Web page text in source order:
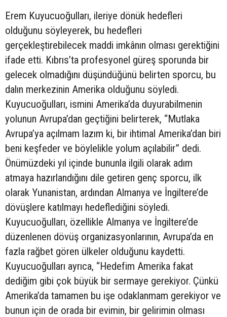
Erem Kuyucuoğulları, ileriye dönük hedefleri
olduğunu söyleyerek, bu hedefleri
gerçekleştirebilecek maddi imkânın olması gerektiğini
ifade etti. Kıbrıs’ta profesyonel güreş sporunda bir
gelecek olmadığını düşündüğünü belirten sporcu, bu
dalın merkezinin Amerika olduğunu söyledi.
Kuyucuoğulları, ismini Amerika’da duyurabilmenin
yolunun Avrupa’dan geçtiğini belirterek, “Mutlaka
Avrupa’ya açılmam lazım ki, bir ihtimal Amerika’dan biri
beni keşfeder ve böylelikle yolum açılabilir” dedi.
Önümüzdeki yıl içinde bununla ilgili olarak adım
atmaya hazırlandığını dile getiren genç sporcu, ilk
olarak Yunanistan, ardından Almanya ve İngiltere’de
dövüşlere katılmayı hedeflediğini söyledi.
Kuyucuoğulları, özellikle Almanya ve İngiltere’de
düzenlenen dövüş organizasyonlarının, Avrupa’da en
fazla rağbet gören ülkeler olduğunu kaydetti.
Kuyucuoğulları ayrıca, “Hedefim Amerika fakat
dediğim gibi çok büyük bir sermaye gerekiyor. Çünkü
Amerika’da tamamen bu işe odaklanmam gerekiyor ve
bunun için de orada bir evimin, bir gelirimin olması